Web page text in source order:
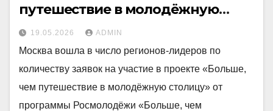
путешествие в молодёжную
столицу»
19.05.2026 ADMIN
Москва вошла в число регионов-лидеров по
количеству заявок на участие в проекте «Больше,
чем путешествие в молодёжную столицу» от
программы Росмолодёжи «Больше, чем